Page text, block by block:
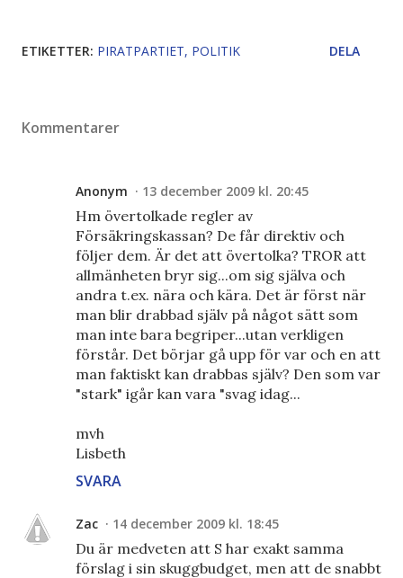
ETIKETTER: PIRATPARTIET POLITIK DELA
Kommentarer
Anonym 13 december 2009 kl. 20:45
Hm övertolkade regler av
Försäkringskassan? De får direktiv och
följer dem. Är det att övertolka? TROR att
allmänheten bryr sig...om sig själva och
andra t.ex. nära och kära. Det är först när
man blir drabbad själv på något sätt som
man inte bara begriper...utan verkligen
förstår. Det börjar gå upp för var och en att
man faktiskt kan drabbas själv? Den som var
"stark" igår kan vara "svag idag...
mvh
Lisbeth
SVARA
Zac 14 december 2009 kl. 18:45
Du är medveten att S har exakt samma
förslag i sin skuggbudget, men att de snabbt